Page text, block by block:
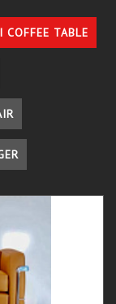
COFFEE TABLE